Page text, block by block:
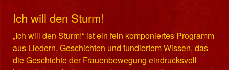
Ich will den Sturm!
„Ich will den Sturm!“ ist ein fein komponiertes Programm
aus Liedern, Geschichten und fundiertem Wissen, das
die Geschichte der Frauenbewegung eindrucksvoll